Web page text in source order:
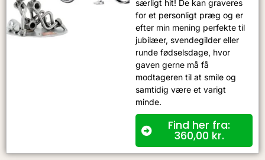
særligt hit! De kan graveres
for et personligt præg og er
efter min mening perfekte til
jubilæer, svendegilder eller
runde fødselsdage, hvor
gaven gerne må få
modtageren til at smile og
samtidig være et varigt
minde.
Find her fra:
360,00 kr.